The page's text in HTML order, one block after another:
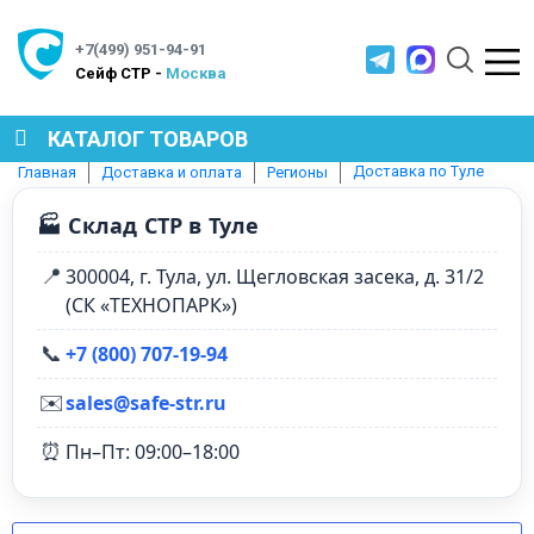
+7(499) 951-94-91
Cейф СТР - Москва
КАТАЛОГ ТОВАРОВ
МЕТАЛЛИЧЕСКАЯ МЕБЕЛЬ
ПРОИЗВОДСТВЕННАЯ МЕБЕЛЬ
Главная Доставка и оплата Регионы Доставка по Туле
🏭 Склад СТР в Туле
📍 300004, г. Тула, ул. Щегловская засека, д. 31/2
(СК «ТЕХНОПАРК»)
📞 +7 (800) 707‑19‑94
✉️sales@safe-str.ru
⏰ Пн–Пт: 09:00–18:00